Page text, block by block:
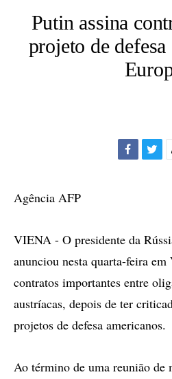
Putin assina
projeto de
Agência AFP
VIENA - O presidente da
anunciou nesta quarta-feira em
contratos importantes entre
austríacas, depois de ter
projetos de defesa americanos.
Ao término de uma reunião de